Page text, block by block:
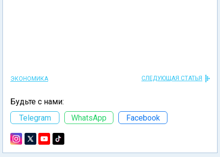
ЭКОНОМИКА СЛЕДУЮЩАЯ СТАТЬЯ
Будьте с нами:
Telegram
WhatsApp Facebook